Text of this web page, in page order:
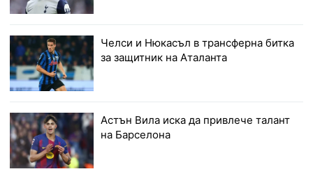
Челси и Нюкасъл в трансферна битка
за защитник на Аталанта
Астън Вила иска да привлече талант
на Барселона